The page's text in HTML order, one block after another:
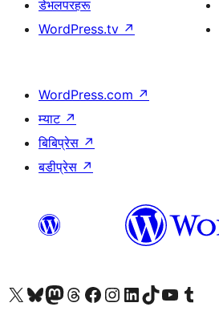
डेभलपरहरू
WordPress.tv ↗
WordPress.com ↗
म्याट ↗
बिबिप्रेस ↗
बडीप्रेस ↗
हाम्रो X (पहिले ट्विटर) खातामा जानुहोस्
हाम्रो Bluesky खाता भ्रमण गर्नुहोस्
हाम्रो म्यास्टोडन खाता भ्रमण गर्नुहोस्
हाम्रो थ्रेड्स खातामा जानुहोस्
हाम्रो फेसबुक पेजमा जानुहोस्
हाम्रो इन्स्टाग्राम खातामा जानुहोस्
हाम्रो लिङ्क्डइन खातामा जानुहोस्
हाम्रो TikTok खाता भ्रमण गर्नुहोस्
हाम्रो युट्युब च्यानलमा जानुहोस्
हाम्रो टम्बलर खाता भ्रमण गर्नुहोस्